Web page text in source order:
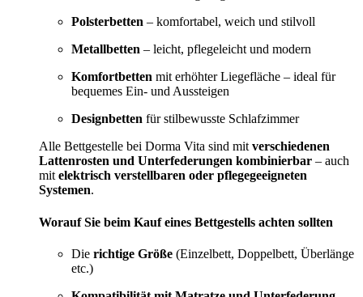
Polsterbetten – komfortabel, weich und stilvoll
Metallbetten – leicht, pflegeleicht und modern
Komfortbetten mit erhöhter Liegefläche – ideal für
bequemes Ein- und Aussteigen
Designbetten für stilbewusste Schlafzimmer
Alle Bettgestelle bei Dorma Vita sind mit verschiedenen
Lattenrosten und Unterfederungen kombinierbar – auch
mit elektrisch verstellbaren oder pflegegeeigneten
Systemen.
Worauf Sie beim Kauf eines Bettgestells achten sollten
Die richtige Größe (Einzelbett, Doppelbett, Überlänge
etc.)